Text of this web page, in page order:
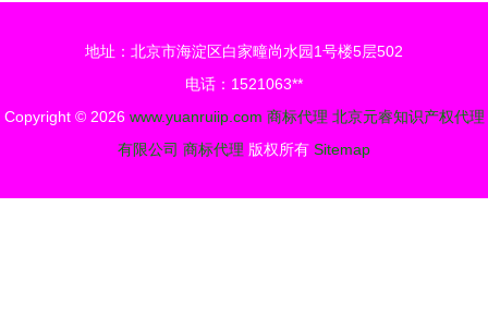
地址：北京市海淀区白家疃尚水园1号楼5层502
电话：1521063**
Copyright © 2026 www.yuanruiip.com 商标代理 北京元睿知识产权代理
有限公司 商标代理 版权所有 Sitemap